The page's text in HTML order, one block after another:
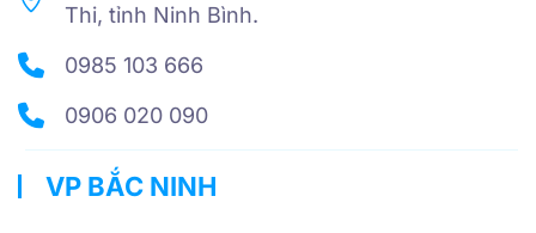
Thi, tỉnh Ninh Bình.
0985 103 666
0906 020 090
VP BẮC NINH